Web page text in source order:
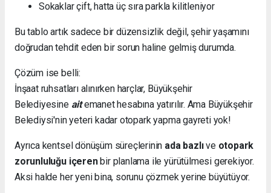
Sokaklar çift, hatta üç sıra parkla kilitleniyor
Bu tablo artık sadece bir düzensizlik değil, şehir yaşamını
doğrudan tehdit eden bir sorun haline gelmiş durumda.
Çözüm ise belli:
İnşaat ruhsatları alınırken harçlar, Büyükşehir
Belediyesine aitemanet hesabına yatırılır. Ama Büyükşehir
Belediysi'nin yeteri kadar otopark yapma gayreti yok!
Ayrıca kentsel dönüşüm süreçlerinin ada bazlıve otopark
zorunluluğu içerenbir planlama ile yürütülmesi gerekiyor.
Aksi halde her yeni bina, sorunu çözmek yerine büyütüyor.